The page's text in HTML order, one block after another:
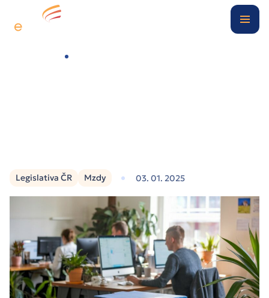
Digitální kancelář
Případové studie
Klientská zóna
Nezávazně poptat
Legislativa ČR Mzdy 03. 01. 2025